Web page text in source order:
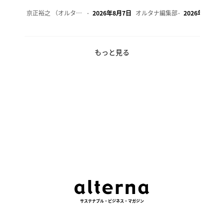
京正裕之 （オルタナ副編集長） 2026年8月7日 オルタナ編集部 2026年8月7日
もっと見る
サステナブル・ビジネス・マガジン